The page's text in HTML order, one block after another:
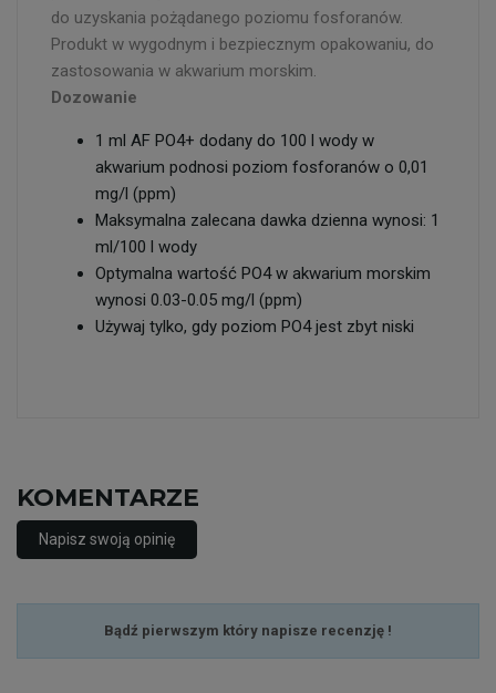
do uzyskania pożądanego poziomu fosforanów.
Produkt w wygodnym i bezpiecznym opakowaniu, do
zastosowania w akwarium morskim.
Dozowanie
1 ml AF PO4+ dodany do 100 l wody w
akwarium podnosi poziom fosforanów o 0,01
mg/l (ppm)
Maksymalna zalecana dawka dzienna wynosi: 1
ml/100 l wody
Optymalna wartość PO4 w akwarium morskim
wynosi 0.03-0.05 mg/l (ppm)
Używaj tylko, gdy poziom PO4 jest zbyt niski
KOMENTARZE
Napisz swoją opinię
Bądź pierwszym który napisze recenzję !